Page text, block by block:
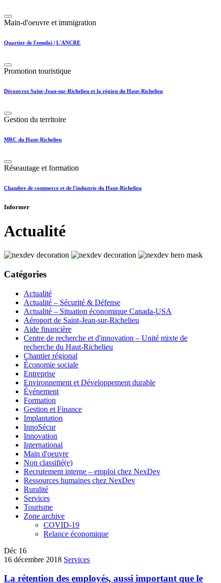
Main-d'oeuvre et immigration
Quartier de l'emploi | L'ANCRE
Promotion touristique
Découvrez Saint-Jean-sur-Richelieu et la région du Haut-Richelieu
Gestion du territoire
MRC du Haut-Richelieu
Réseautage et formation
Chambre de commerce et de l'industrie du Haut-Richelieu
Informer
Actualité
Catégories
Actualité
Actualité – Sécurité & Défense
Actualité – Situation économique Canada-USA
Aéroport de Saint-Jean-sur-Richelieu
Aide financière
Centre de recherche et d'innovation – Unité mixte de
recherche du Haut-Richelieu
Chantier régional
Économie sociale
Entreprise
Environnement et Développement durable
Événement
Formation
Gestion et Finance
Implantation
InnoSécur
Innovation
International
Main d'oeuvre
Non classifié(e)
Recrutement interne – emploi chez NexDev
Ressources humaines chez NexDev
Ruralité
Services
Tourisme
Zone archive
COVID-19
Relance économique
Déc 16
16 décembre 2018 Services
La rétention des employés, aussi important que le